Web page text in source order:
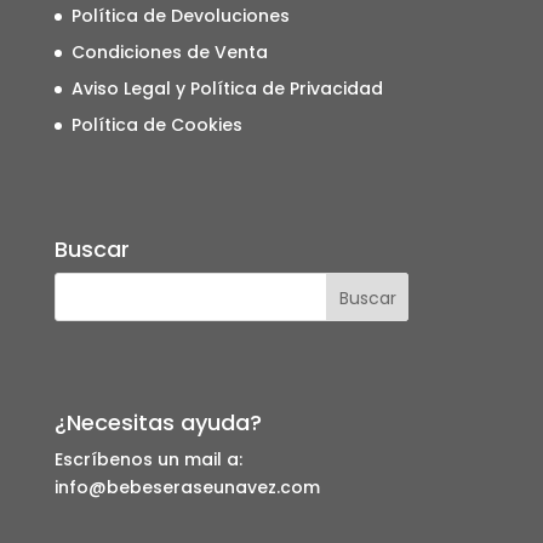
Política de Devoluciones
Condiciones de Venta
Aviso Legal y Política de Privacidad
Política de Cookies
Buscar
¿Necesitas ayuda?
Escríbenos un mail a:
info@bebeseraseunavez.com